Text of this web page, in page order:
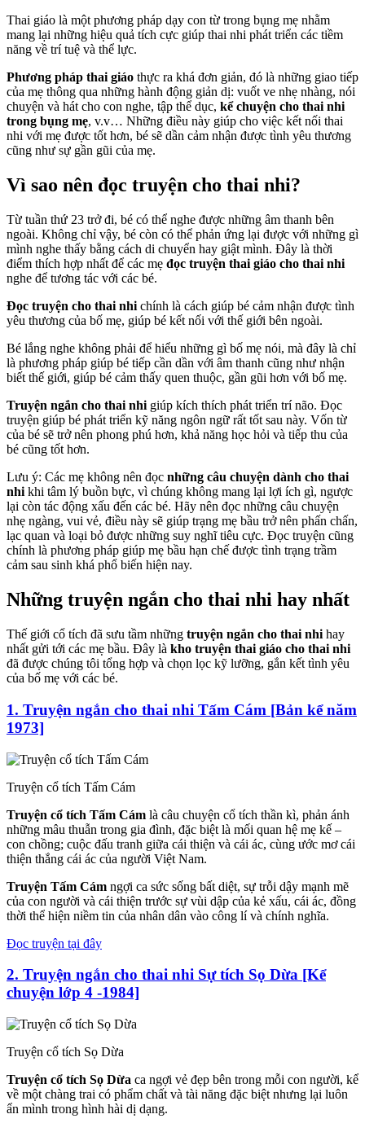
Thai giáo là một phương pháp dạy con từ trong bụng mẹ nhằm
mang lại những hiệu quả tích cực giúp thai nhi phát triển các tiềm
năng về trí tuệ và thể lực.
Phương pháp thai giáo thực ra khá đơn giản, đó là những giao tiếp
của mẹ thông qua những hành động giản dị: vuốt ve nhẹ nhàng, nói
chuyện và hát cho con nghe, tập thể dục, kể chuyện cho thai nhi
trong bụng mẹ, v.v… Những điều này giúp cho việc kết nối thai
nhi với mẹ được tốt hơn, bé sẽ dần cảm nhận được tình yêu thương
cũng như sự gần gũi của mẹ.
Vì sao nên đọc truyện cho thai nhi?
Từ tuần thứ 23 trở đi, bé có thể nghe được những âm thanh bên
ngoài. Không chỉ vậy, bé còn có thể phản ứng lại được với những gì
mình nghe thấy bằng cách di chuyển hay giật mình. Đây là thời
điểm thích hợp nhất để các mẹ đọc truyện thai giáo cho thai nhi
nghe để tương tác với các bé.
Đọc truyện cho thai nhi chính là cách giúp bé cảm nhận được tình
yêu thương của bố mẹ, giúp bé kết nối với thế giới bên ngoài.
Bé lắng nghe không phải để hiểu những gì bố mẹ nói, mà đây là chỉ
là phương pháp giúp bé tiếp cần dần với âm thanh cũng như nhận
biết thế giới, giúp bé cảm thấy quen thuộc, gần gũi hơn với bố mẹ.
Truyện ngắn cho thai nhi giúp kích thích phát triển trí não. Đọc
truyện giúp bé phát triển kỹ năng ngôn ngữ rất tốt sau này. Vốn từ
của bé sẽ trở nên phong phú hơn, khả năng học hỏi và tiếp thu của
bé cũng tốt hơn.
Lưu ý: Các mẹ không nên đọc những câu chuyện dành cho thai
nhi khi tâm lý buồn bực, vì chúng không mang lại lợi ích gì, ngược
lại còn tác động xấu đến các bé. Hãy nên đọc những câu chuyện
nhẹ ngàng, vui vẻ, điều này sẽ giúp trạng mẹ bầu trở nên phấn chấn,
lạc quan và loại bỏ được những suy nghĩ tiêu cực. Đọc truyện cũng
chính là phương pháp giúp mẹ bầu hạn chế được tình trạng trầm
cảm sau sinh khá phổ biến hiện nay.
Những truyện ngắn cho thai nhi hay nhất
Thế giới cổ tích đã sưu tầm những truyện ngắn cho thai nhi hay
nhất gửi tới các mẹ bầu. Đây là kho truyện thai giáo cho thai nhi
đã được chúng tôi tổng hợp và chọn lọc kỹ lưỡng, gắn kết tình yêu
của bố mẹ với các bé.
1. Truyện ngắn cho thai nhi Tấm Cám [Bản kể năm
1973]
Truyện cổ tích Tấm Cám
Truyện cổ tích Tấm Cám là câu chuyện cổ tích thần kì, phản ánh
những mâu thuẫn trong gia đình, đặc biệt là mối quan hệ mẹ kế –
con chồng; cuộc đấu tranh giữa cái thiện và cái ác, cùng ước mơ cái
thiện thắng cái ác của người Việt Nam.
Truyện Tấm Cám ngợi ca sức sống bất diệt, sự trỗi dậy mạnh mẽ
của con người và cái thiện trước sự vùi dập của kẻ xấu, cái ác, đồng
thời thể hiện niềm tin của nhân dân vào công lí và chính nghĩa.
Đọc truyện tại đây
2. Truyện ngắn cho thai nhi Sự tích Sọ Dừa [Kể
chuyện lớp 4 -1984]
Truyện cổ tích Sọ Dừa
Truyện cổ tích Sọ Dừa ca ngợi vẻ đẹp bên trong mỗi con người, kể
về một chàng trai có phẩm chất và tài năng đặc biệt nhưng lại luôn
ẩn mình trong hình hài dị dạng.